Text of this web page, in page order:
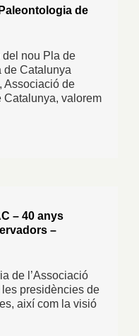
de
del nou Pla de
de Catalunya
Associació de
Catalunya, valorem
– 40 anys
–
de l’Associació
presidències de
així com la visió